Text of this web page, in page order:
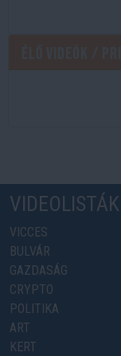
VIDEOLISTÁK
VICCES
BULVÁR
GAZDASÁG
CRYPTO
POLITIKA
ART
KERT